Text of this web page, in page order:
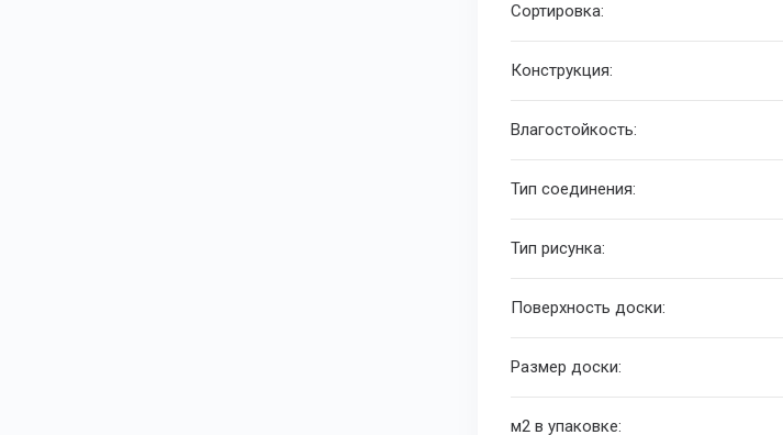
Сортировка:
Конструкция:
Влагостойкость:
Тип соединения:
Тип рисунка:
Поверхность доски:
Размер доски:
м2 в упаковке: